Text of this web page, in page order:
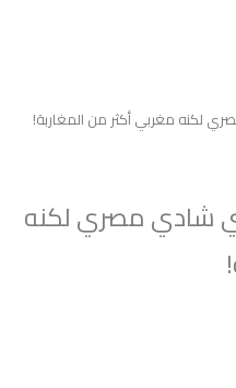
لكنه مغربي أكثر من المغاربة!
شادي مصري لكنه